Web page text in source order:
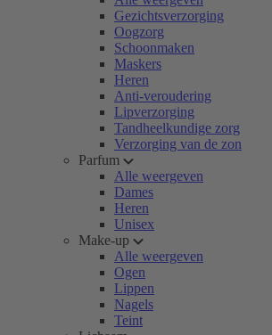
Gezichtsverzorging
Oogzorg
Schoonmaken
Maskers
Heren
Anti-veroudering
Lipverzorging
Tandheelkundige zorg
Verzorging van de zon
Parfum
Alle weergeven
Dames
Heren
Unisex
Make-up
Alle weergeven
Ogen
Lippen
Nagels
Teint